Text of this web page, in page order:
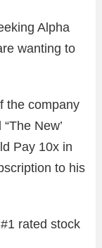
Alpha
wanting to
the company
New’
Pay 10x in
to his
rated stock